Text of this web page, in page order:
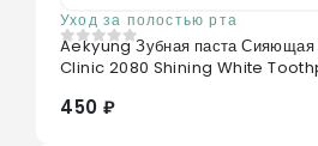
Уход за полостью рта
0из 5
Aekyung Зубная паста Сияющая
Clinic 2080 Shining White
450 ₽